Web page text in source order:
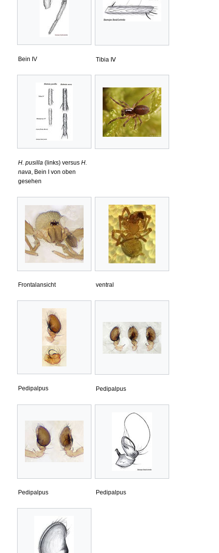
Bein IV Tibia Ⅳ
H. pusilla (links) versus H.
nava, Bein I von oben
gesehen
Frontalansicht ventral
Pedipalpus Pedipalpus
Pedipalpus Pedipalpus